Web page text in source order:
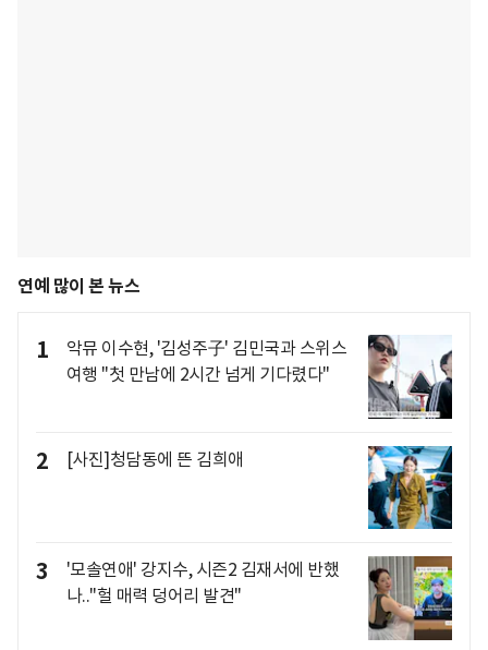
연예 많이 본 뉴스
1
악뮤 이수현, '김성주子' 김민국과 스위스
여행 "첫 만남에 2시간 넘게 기다렸다"
2 [사진]청담동에 뜬 김희애
3
'모솔연애' 강지수, 시즌2 김재서에 반했
나.."헐 매력 덩어리 발견"